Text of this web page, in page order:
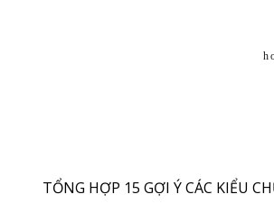
TỔNG HỢP 15 GỢI Ý CÁC KIỂU